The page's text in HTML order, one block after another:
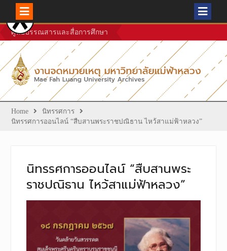
Skip
to
content
ศูนย์บรรณสารและสื่อการศึกษา
Home
นิทรรศการ
นิทรรศการออนไลน์ “สืบสานพระราชปณิธาน ไหว้สาแม่ฟ้าหลวง”
นิทรรศการออนไลน์ “สืบสานพระ
ราชปณิธาน ไหว้สาแม่ฟ้าหลวง”